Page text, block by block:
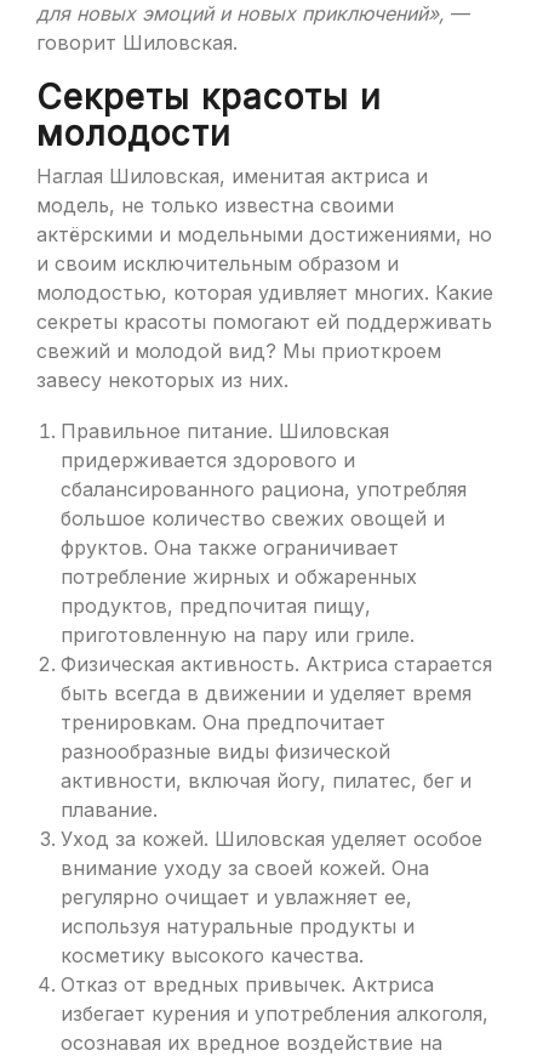
для новых эмоций и новых приключений», —
говорит Шиловская.
Секреты красоты и
молодости
Наглая Шиловская, именитая актриса и
модель, не только известна своими
актёрскими и модельными достижениями, но
и своим исключительным образом и
молодостью, которая удивляет многих. Какие
секреты красоты помогают ей поддерживать
свежий и молодой вид? Мы приоткроем
завесу некоторых из них.
Правильное питание. Шиловская
придерживается здорового и
сбалансированного рациона, употребляя
большое количество свежих овощей и
фруктов. Она также ограничивает
потребление жирных и обжаренных
продуктов, предпочитая пищу,
приготовленную на пару или гриле.
Физическая активность. Актриса старается
быть всегда в движении и уделяет время
тренировкам. Она предпочитает
разнообразные виды физической
активности, включая йогу, пилатес, бег и
плавание.
Уход за кожей. Шиловская уделяет особое
внимание уходу за своей кожей. Она
регулярно очищает и увлажняет ее,
используя натуральные продукты и
косметику высокого качества.
Отказ от вредных привычек. Актриса
избегает курения и употребления алкоголя,
осознавая их вредное воздействие на